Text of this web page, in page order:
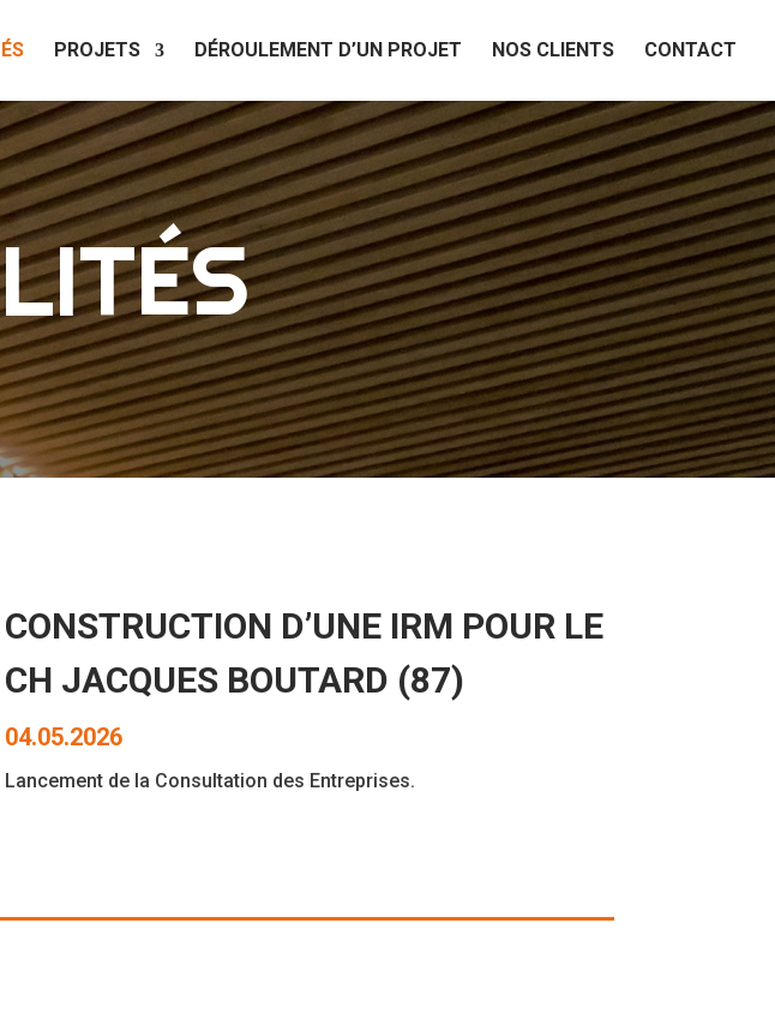
PROJETS DÉROULEMENT D’UN PROJET NOS CLIENTS CONTACT
CONSTRUCTION D’UNE IRM POUR LE
CH JACQUES BOUTARD (87)
04.05.2026
Lancement de la Consultation des Entreprises.